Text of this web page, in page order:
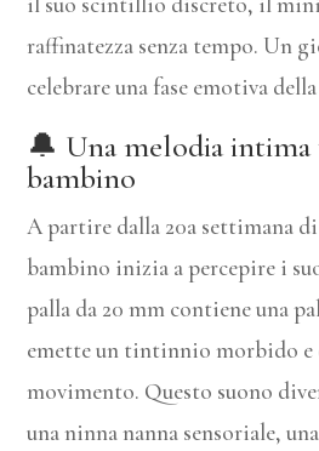
raffinatezza senza tempo. Un
celebrare una fase emotiva
🔔 Una melodia intima
bambino
A partire dalla 20a settimana
bambino inizia a percepire i
palla da 20 mm contiene una
emette un tintinnio morbido
movimento. Questo suono
una ninna nanna sensoriale,